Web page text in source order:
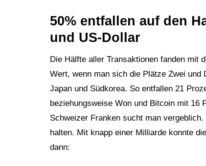
50% entfallen auf den
und US-Dollar
Die Hälfte aller Transaktionen fanden mit
Wert, wenn man sich die Plätze Zwei und
Japan und Südkorea. So entfallen 21
beziehungsweise Won und Bitcoin mit 16
Schweizer Franken sucht man
halten. Mit knapp einer Milliarde konnte die
dann: